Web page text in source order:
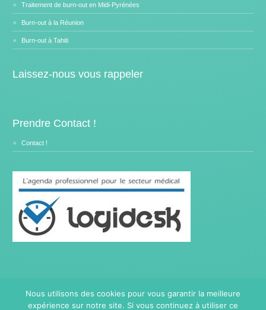
Traitement de burn-out en Midi-Pyrénées
Burn-out à la Réunion
Burn-out à Tahiti
Laissez-nous vous rappeler
Prendre Contact !
Contact !
Copyright © 2014- [current_year]Traitement Burnout.Tous
Nous utilisons des cookies pour vous garantir la meilleure
expérience sur notre site. Si vous continuez à utiliser ce